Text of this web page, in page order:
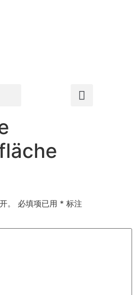
。 必填项已用 * 标注